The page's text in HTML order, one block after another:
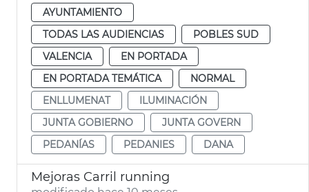
AYUNTAMIENTO
TODAS LAS AUDIENCIAS
POBLES SUD
VALENCIA
EN PORTADA
EN PORTADA TEMÁTICA
NORMAL
ENLLUMENAT
ILUMINACIÓN
JUNTA GOBIERNO
JUNTA GOVERN
PEDANÍAS
PEDANIES DANA
Mejoras Carril running